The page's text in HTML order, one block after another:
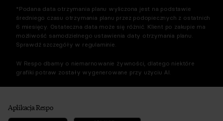
*Podana data otrzymania planu wyliczona jest na podstawie
średniego czasu otrzymania planu przez podopiecznych z ostatnich
6 miesięcy. Ostateczna data może się różnić. Klient po zakupie ma
możliwość samodzielnego ustawienia daty otrzymania planu.
Sprawdź szczegóły w regulaminie.
W Respo dbamy o niemarnowanie żywności, dlatego niektóre
grafiki potraw zostały wygenerowane przy użyciu AI.
Aplikacja Respo